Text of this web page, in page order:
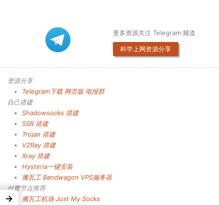
更多资源关注 Telegram 频道
科学上网资源分享
资源分享
Telegram下载 网页版 电报群
自己搭建
Shadowsocks 搭建
SSR 搭建
Trojan 搭建
V2Ray 搭建
Xray 搭建
Hysteria一键安装
搬瓦工 Bandwagon VPS服务器
付费节点推荐
搬瓦工机场 Just My Socks
→